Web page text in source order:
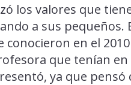
los valores que
a sus pequeños.
conocieron en el 2010
que tenían
ya que pensó